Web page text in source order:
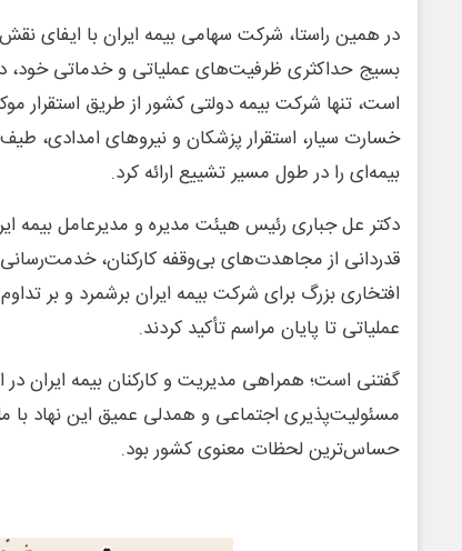
در همین راستا، شرکت سهامی بیمه ایران با ایفای
بسیج حداکثری ظرفیت‌های عملیاتی و خدماتی خود، در
است، تنها شرکت بیمه دولتی کشور از طریق استقرار
خسارت سیار، استقرار پزشکان و نیروهای امدادی،
بیمه‌ای را در طول مسیر تشییع ارائه کرد.
دکتر عل جباری رئیس هیئت مدیره و مدیرعامل بیمه
قدردانی از مجاهدت‌های بی‌وقفه کارکنان،
افتخاری بزرگ برای شرکت بیمه ایران برشمرد و بر
عملیاتی تا پایان مراسم تأکید کردند.
گفتنی است؛ همراهی مدیریت و کارکنان بیمه ایران
مسئولیت‌پذیری اجتماعی و همدلی عمیق این نهاد با
حساس‌ترین لحظات معنوی کشور بود.